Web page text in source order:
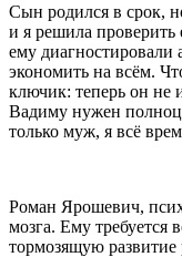
Сын родился в срок,
и я решила проверить
ему диагностировали
экономить на всём.
ключик: теперь он не
Вадиму нужен
только муж, я всё
Роман Ярошевич,
мозга. Ему требуется
тормозящую развитие